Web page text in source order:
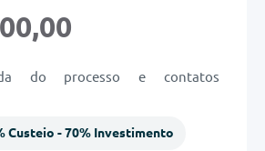
do processo e contatos
Custeio - 70% Investimento